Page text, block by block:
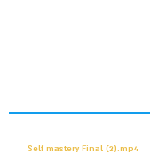
Self mastery Final (2).mp4